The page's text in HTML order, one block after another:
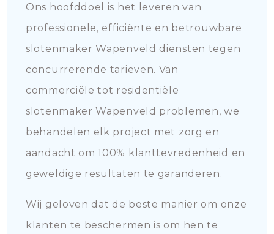
Ons hoofddoel is het leveren van
professionele, efficiënte en betrouwbare
slotenmaker Wapenveld diensten tegen
concurrerende tarieven. Van
commerciële tot residentiële
slotenmaker Wapenveld problemen, we
behandelen elk project met zorg en
aandacht om 100% klanttevredenheid en
geweldige resultaten te garanderen.
Wij geloven dat de beste manier om onze
klanten te beschermen is om hen te